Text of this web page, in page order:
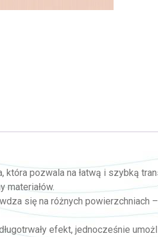
pozwala na łatwą i szybką
materiałów.
się na różnych
efekt, jednocześnie